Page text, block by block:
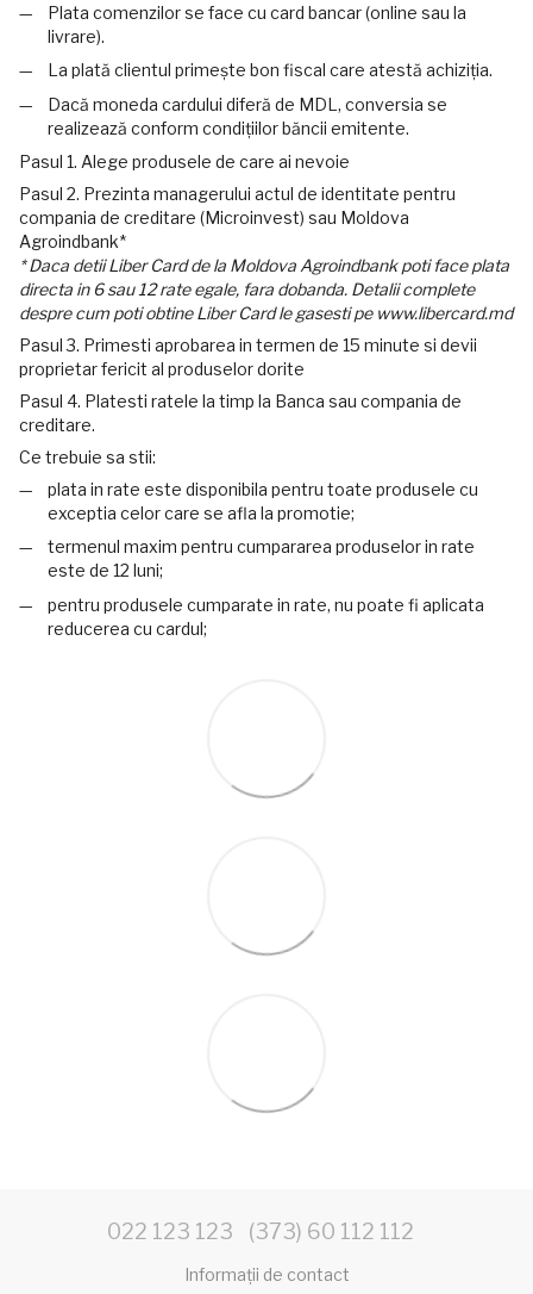
Plata comenzilor se face cu card bancar (online sau la
livrare).
La plată clientul primește bon fiscal care atestă achiziția.
Dacă moneda cardului diferă de MDL, conversia se
realizează conform condițiilor băncii emitente.
Pasul 1. Alege produsele de care ai nevoie
Pasul 2. Prezinta managerului actul de identitate pentru
compania de creditare (Microinvest) sau Moldova
Agroindbank*
* Daca detii Liber Card de la Moldova Agroindbank poti face plata
directa in 6 sau 12 rate egale, fara dobanda. Detalii complete
despre cum poti obtine Liber Card le gasesti pe www.libercard.md
Pasul 3. Primesti aprobarea in termen de 15 minute si devii
proprietar fericit al produselor dorite
Pasul 4. Platesti ratele la timp la Banca sau compania de
creditare.
Ce trebuie sa stii:
plata in rate este disponibila pentru toate produsele cu
exceptia celor care se afla la promotie;
termenul maxim pentru cumpararea produselor in rate
este de 12 luni;
pentru produsele cumparate in rate, nu poate fi aplicata
reducerea cu cardul;
022 123 123 (373) 60 112 112
Informații de contact